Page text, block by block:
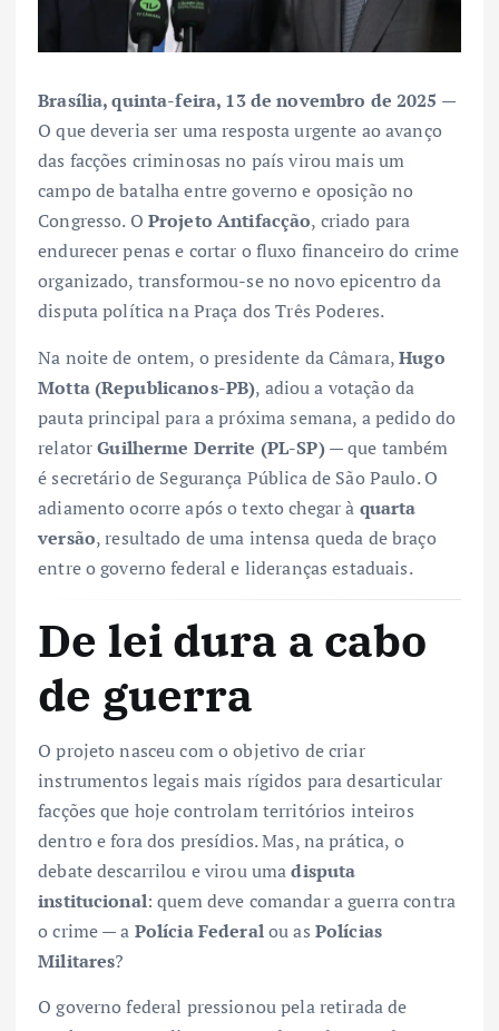
Brasília, quinta-feira, 13 de novembro de 2025 —
O que deveria ser uma resposta urgente ao avanço
das facções criminosas no país virou mais um
campo de batalha entre governo e oposição no
Congresso. O Projeto Antifacção, criado para
endurecer penas e cortar o fluxo financeiro do crime
organizado, transformou-se no novo epicentro da
disputa política na Praça dos Três Poderes.
Na noite de ontem, o presidente da Câmara,Hugo
Motta (Republicanos-PB), adiou a votação da
pauta principal para a próxima semana, a pedido do
relatorGuilherme Derrite (PL-SP)— que também
é secretário de Segurança Pública de São Paulo. O
adiamento ocorre após o texto chegar à quarta
versão, resultado de uma intensa queda de braço
entre o governo federal e lideranças estaduais.
De lei dura a cabo
de guerra
O projeto nasceu com o objetivo de criar
instrumentos legais mais rígidos para desarticular
facções que hoje controlam territórios inteiros
dentro e fora dos presídios. Mas, na prática, o
debate descarrilou e virou umadisputa
institucional: quem deve comandar a guerra contra
o crime — a Polícia Federalou as Polícias
Militares?
O governo federal pressionou pela retirada de